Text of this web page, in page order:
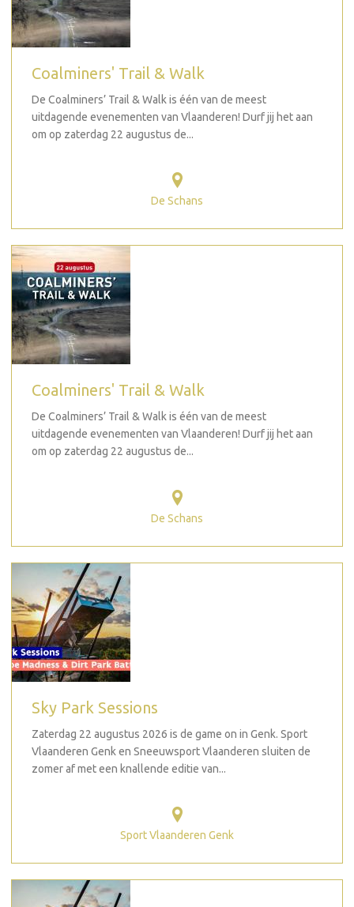
Coalminers' Trail & Walk
De Coalminers’ Trail & Walk is één van de meest
uitdagende evenementen van Vlaanderen! Durf jij het aan
om op zaterdag 22 augustus de...
De Schans
Coalminers' Trail & Walk
De Coalminers’ Trail & Walk is één van de meest
uitdagende evenementen van Vlaanderen! Durf jij het aan
om op zaterdag 22 augustus de...
De Schans
Sky Park Sessions
Zaterdag 22 augustus 2026 is de game on in Genk. Sport
Vlaanderen Genk en Sneeuwsport Vlaanderen sluiten de
zomer af met een knallende editie van...
Sport Vlaanderen Genk